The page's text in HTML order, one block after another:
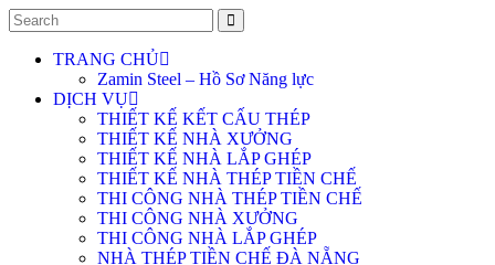
TRANG CHỦ
Zamin Steel – Hồ Sơ Năng lực
DỊCH VỤ
THIẾT KẾ KẾT CẤU THÉP
THIẾT KẾ NHÀ XƯỞNG
THIẾT KẾ NHÀ LẮP GHÉP
THIẾT KẾ NHÀ THÉP TIỀN CHẾ
THI CÔNG NHÀ THÉP TIỀN CHẾ
THI CÔNG NHÀ XƯỞNG
THI CÔNG NHÀ LẮP GHÉP
NHÀ THÉP TIỀN CHẾ ĐÀ NẴNG